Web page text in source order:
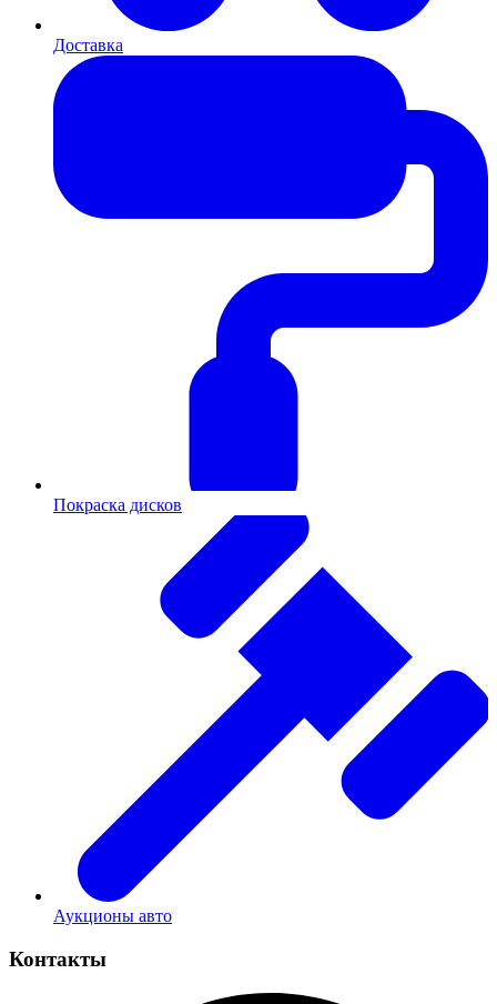
Доставка
Покраска дисков
Аукционы авто
Контакты